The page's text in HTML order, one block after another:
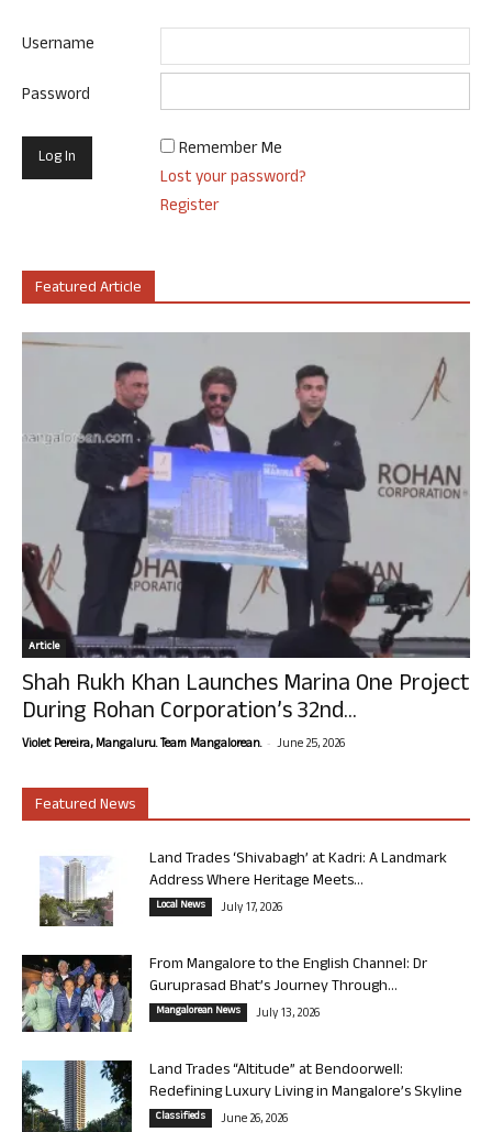
Username
Password
Remember Me
Lost your password?
Register
Featured Article
Article
Shah Rukh Khan Launches Marina One Project
During Rohan Corporation’s 32nd...
Violet Pereira, Mangaluru. Team Mangalorean. - June 25, 2026
Featured News
Land Trades ‘Shivabagh’ at Kadri: A Landmark
Address Where Heritage Meets...
Local News July 17, 2026
From Mangalore to the English Channel: Dr
Guruprasad Bhat’s Journey Through...
Mangalorean News July 13, 2026
Land Trades “Altitude” at Bendoorwell:
Redefining Luxury Living in Mangalore’s Skyline
Classifieds June 26, 2026